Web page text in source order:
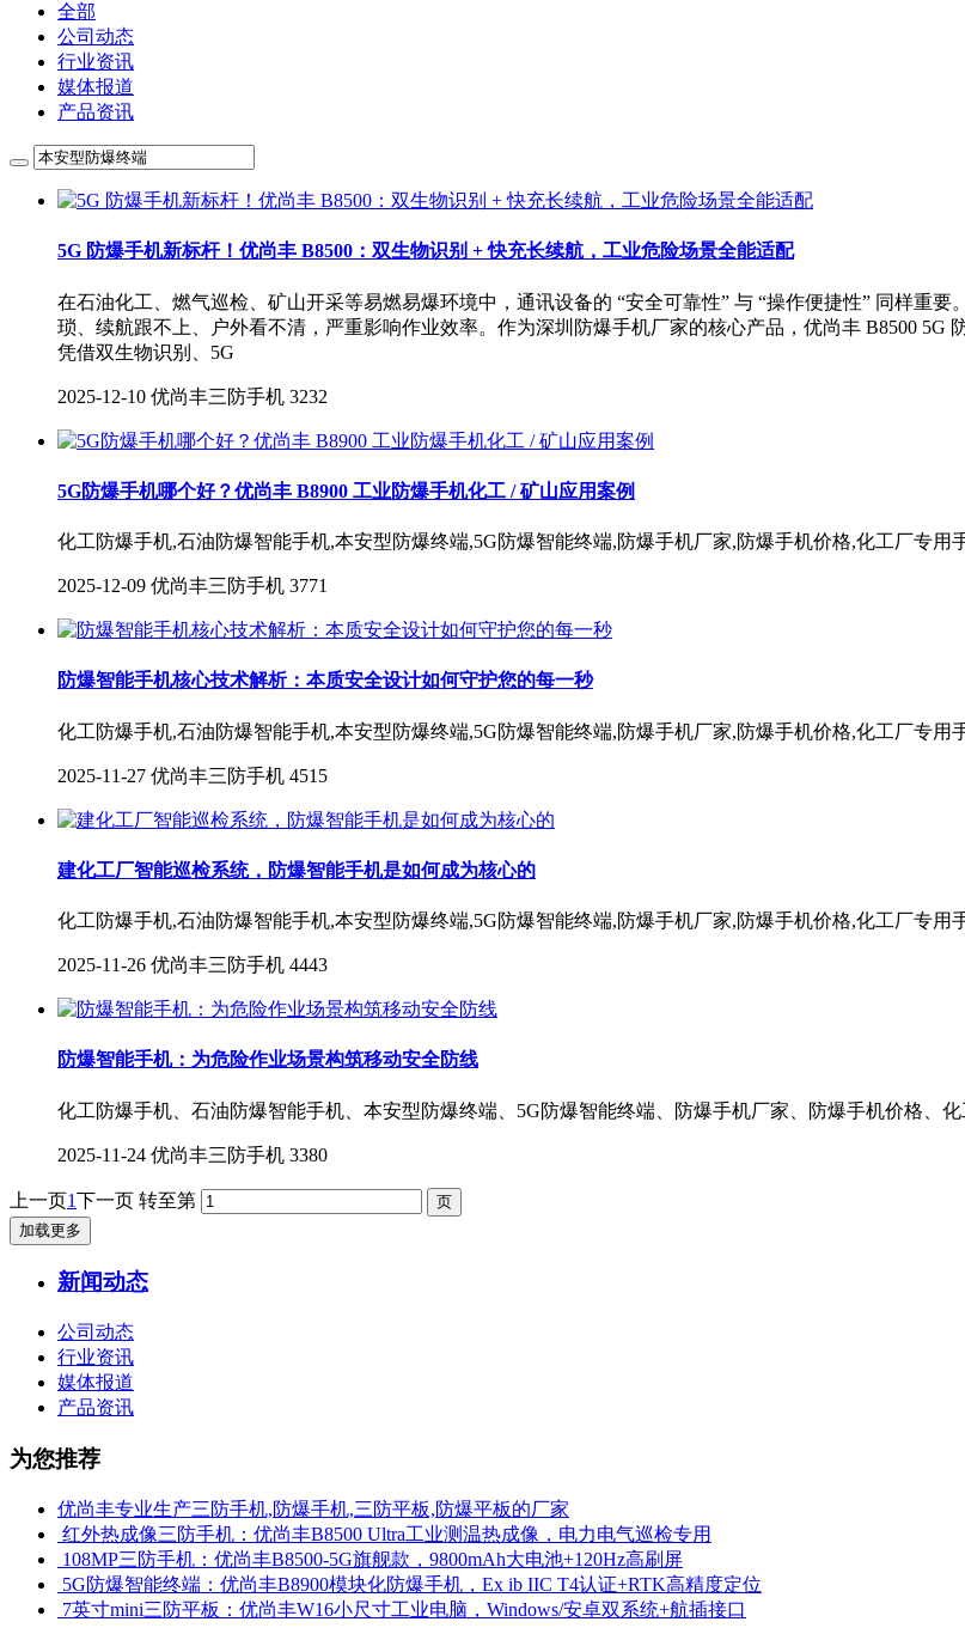
全部
公司动态
行业资讯
媒体报道
产品资讯
5G 防爆手机新标杆！优尚丰 B8500：双生物识别 + 快充长续航，工业危险场景全能适配
在石油化工、燃气巡检、矿山开采等易燃易爆环境中，通讯设备的 “安全可靠性” 与 “操作便捷性” 同样重
琐、续航跟不上、户外看不清，严重影响作业效率。作为深圳防爆手机厂家的核心产品，优尚丰 B8500 5G
凭借双生物识别、5G
2025-12-10 优尚丰三防手机 3232
5G防爆手机哪个好？优尚丰 B8900 工业防爆手机化工 / 矿山应用案例
化工防爆手机,石油防爆智能手机,本安型防爆终端,5G防爆智能终端,防爆手机厂家,防爆手机价格,化工厂专用
2025-12-09 优尚丰三防手机 3771
防爆智能手机核心技术解析：本质安全设计如何守护您的每一秒
化工防爆手机,石油防爆智能手机,本安型防爆终端,5G防爆智能终端,防爆手机厂家,防爆手机价格,化工厂专用
2025-11-27 优尚丰三防手机 4515
建化工厂智能巡检系统，防爆智能手机是如何成为核心的
化工防爆手机,石油防爆智能手机,本安型防爆终端,5G防爆智能终端,防爆手机厂家,防爆手机价格,化工厂专用
2025-11-26 优尚丰三防手机 4443
防爆智能手机：为危险作业场景构筑移动安全防线
化工防爆手机、石油防爆智能手机、本安型防爆终端、5G防爆智能终端、防爆手机厂家、防爆手机价格、
2025-11-24 优尚丰三防手机 3380
上一页1下一页 转至第
加载更多
新闻动态
公司动态
行业资讯
媒体报道
产品资讯
为您推荐
优尚丰专业生产三防手机,防爆手机,三防平板,防爆平板的厂家
​ 红外热成像三防手机：优尚丰B8500 Ultra工业测温热成像，电力电气巡检专用
​ 108MP三防手机：优尚丰B8500-5G旗舰款，9800mAh大电池+120Hz高刷屏
​ 5G防爆智能终端：优尚丰B8900模块化防爆手机，Ex ib IIC T4认证+RTK高精度定位
​ 7英寸mini三防平板：优尚丰W16小尺寸工业电脑，Windows/安卓双系统+航插接口